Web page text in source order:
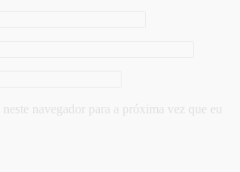
navegador para a próxima vez que eu